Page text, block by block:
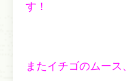
す！
またイチゴのムース、